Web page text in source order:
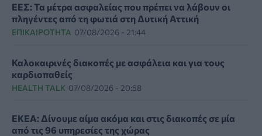
ΕΕΣ: Τα μέτρα ασφαλείας που πρέπει να λάβουν οι
πληγέντες από τη φωτιά στη Δυτική Αττική
ΕΠΙΚΑΙΡΌΤΗΤΑ 07/08/2026 - 21:44
Καλοκαιρινές διακοπές με ασφάλεια και για τους
καρδιοπαθείς
HEALTH TALK 07/08/2026 - 20:58
ΕΚΕΑ: Δίνουμε αίμα ακόμα και στις διακοπές σε μία
από τις 96 υπηρεσίες της χώρας